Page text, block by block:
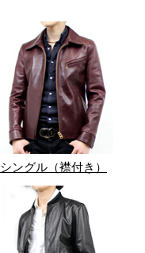
シングル（襟付き）